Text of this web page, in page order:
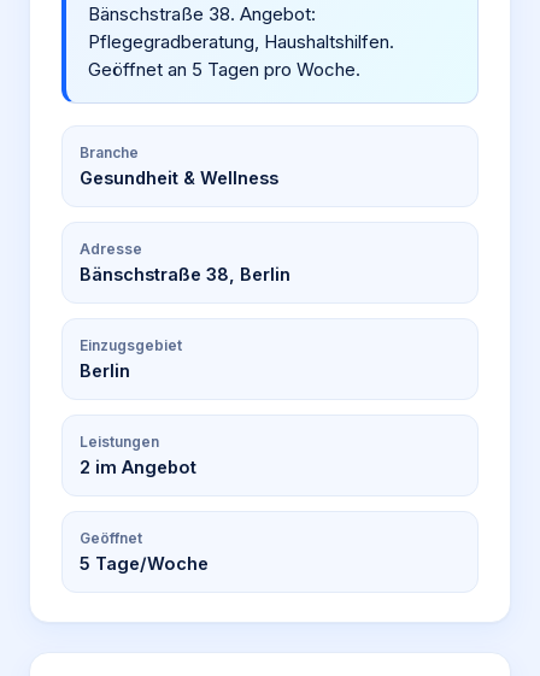
Bänschstraße 38. Angebot:
Pflegegradberatung, Haushaltshilfen.
Geöffnet an 5 Tagen pro Woche.
Branche
Gesundheit & Wellness
Adresse
Bänschstraße 38, Berlin
Einzugsgebiet
Berlin
Leistungen
2 im Angebot
Geöffnet
5 Tage/Woche